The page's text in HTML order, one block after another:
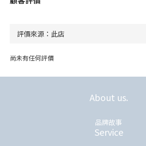
尚未有任何評價
About us.
品牌故事
Service